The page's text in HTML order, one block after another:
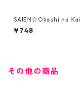
SAIEN☆Okashi na
懐紙☆Brought by a
（3538）ストーンペー
¥748
その他の商品